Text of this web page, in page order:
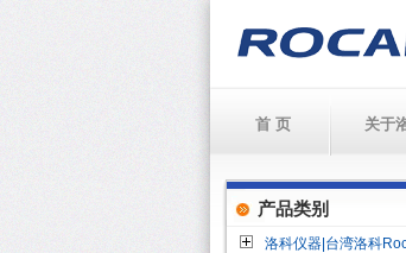
首 页 关于
产品类别
洛科仪器|台湾洛科